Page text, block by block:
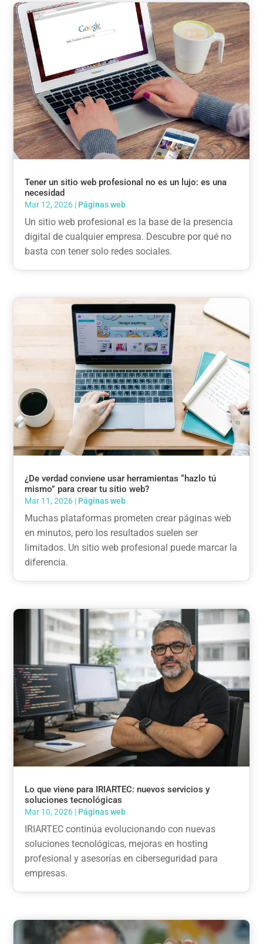
Tener un sitio web profesional no es un lujo: es una
necesidad
Mar 12, 2026 | Páginas web
Un sitio web profesional es la base de la presencia
digital de cualquier empresa. Descubre por qué no
basta con tener solo redes sociales.
¿De verdad conviene usar herramientas “hazlo tú
mismo” para crear tu sitio web?
Mar 11, 2026 | Páginas web
Muchas plataformas prometen crear páginas web
en minutos, pero los resultados suelen ser
limitados. Un sitio web profesional puede marcar la
diferencia.
Lo que viene para IRIARTEC: nuevos servicios y
soluciones tecnológicas
Mar 10, 2026 | Páginas web
IRIARTEC continúa evolucionando con nuevas
soluciones tecnológicas, mejoras en hosting
profesional y asesorías en ciberseguridad para
empresas.